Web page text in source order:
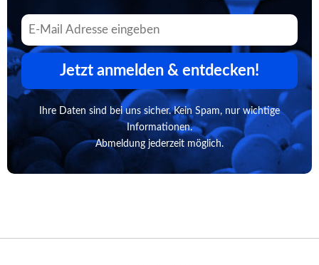
Jetzt anmelden & entdecken!
Ihre Daten sind bei uns sicher. Kein Spam, nur wichtige
Informationen.
Abmeldung jederzeit möglich.